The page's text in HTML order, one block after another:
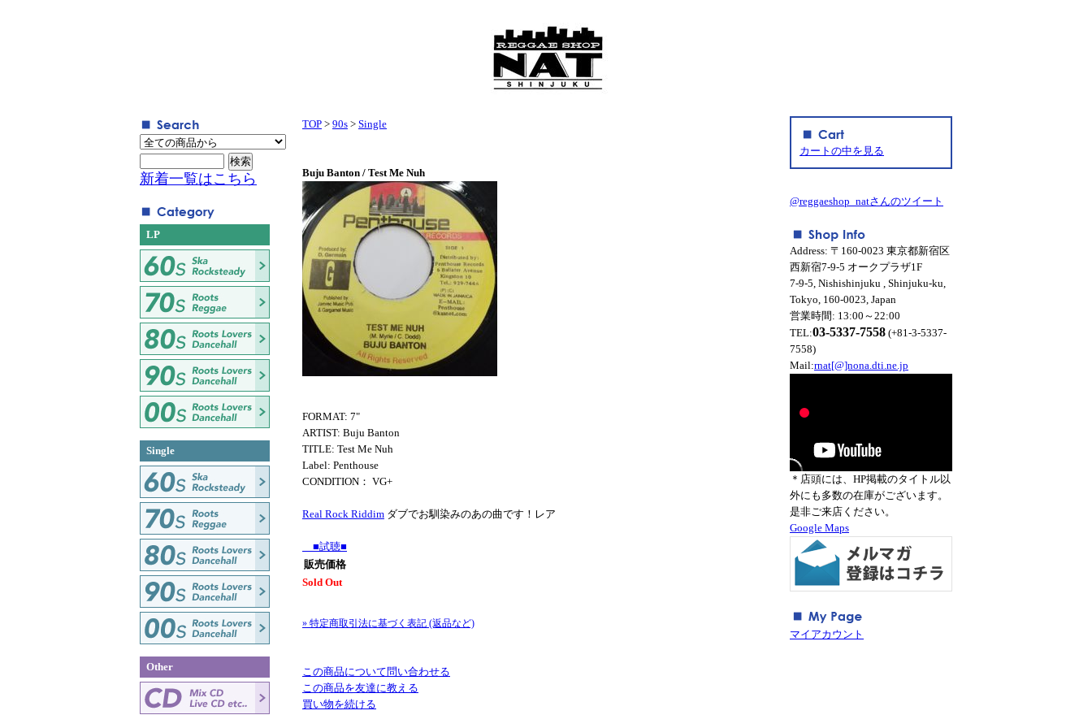
TOP > 90s > Single
Buju Banton / Test Me Nuh
FORMAT: 7"
ARTIST: Buju Banton
TITLE: Test Me Nuh
Label: Penthouse
CONDITION： VG+
Real Rock Riddim ダブでお馴染みのあの曲です！レア
■試聴■
販売価格
Sold Out
» 特定商取引法に基づく表記 (返品など)
この商品について問い合わせる
この商品を友達に教える
買い物を続ける
新着一覧はこちら
LP
Single
Other
カートの中を見る
@reggaeshop_natさんのツイート
Address: 〒160-0023 東京都新宿区
西新宿7-9-5 オークプラザ1F
7-9-5, Nishishinjuku , Shinjuku-ku,
Tokyo, 160-0023, Japan
営業時間: 13:00～22:00
TEL:03-5337-7558 (+81-3-5337-
7558)
Mail:rnat[@]nona.dti.ne.jp
＊店頭には、HP掲載のタイトル以
外にも多数の在庫がございます。
是非ご来店ください。
Google Maps
マイアカウント